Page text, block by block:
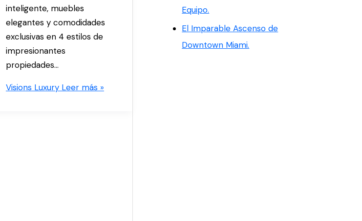
inteligente, muebles
elegantes y comodidades
exclusivas en 4 estilos de
impresionantes
propiedades…
Visions LuxuryLeer más »
Equipo.
El Imparable Ascenso de
Downtown Miami.